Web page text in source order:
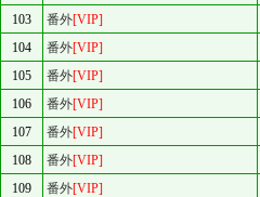
103
番外[VIP]
104
番外[VIP]
105
番外[VIP]
106
番外[VIP]
107
番外[VIP]
108
番外[VIP]
109
番外[VIP]